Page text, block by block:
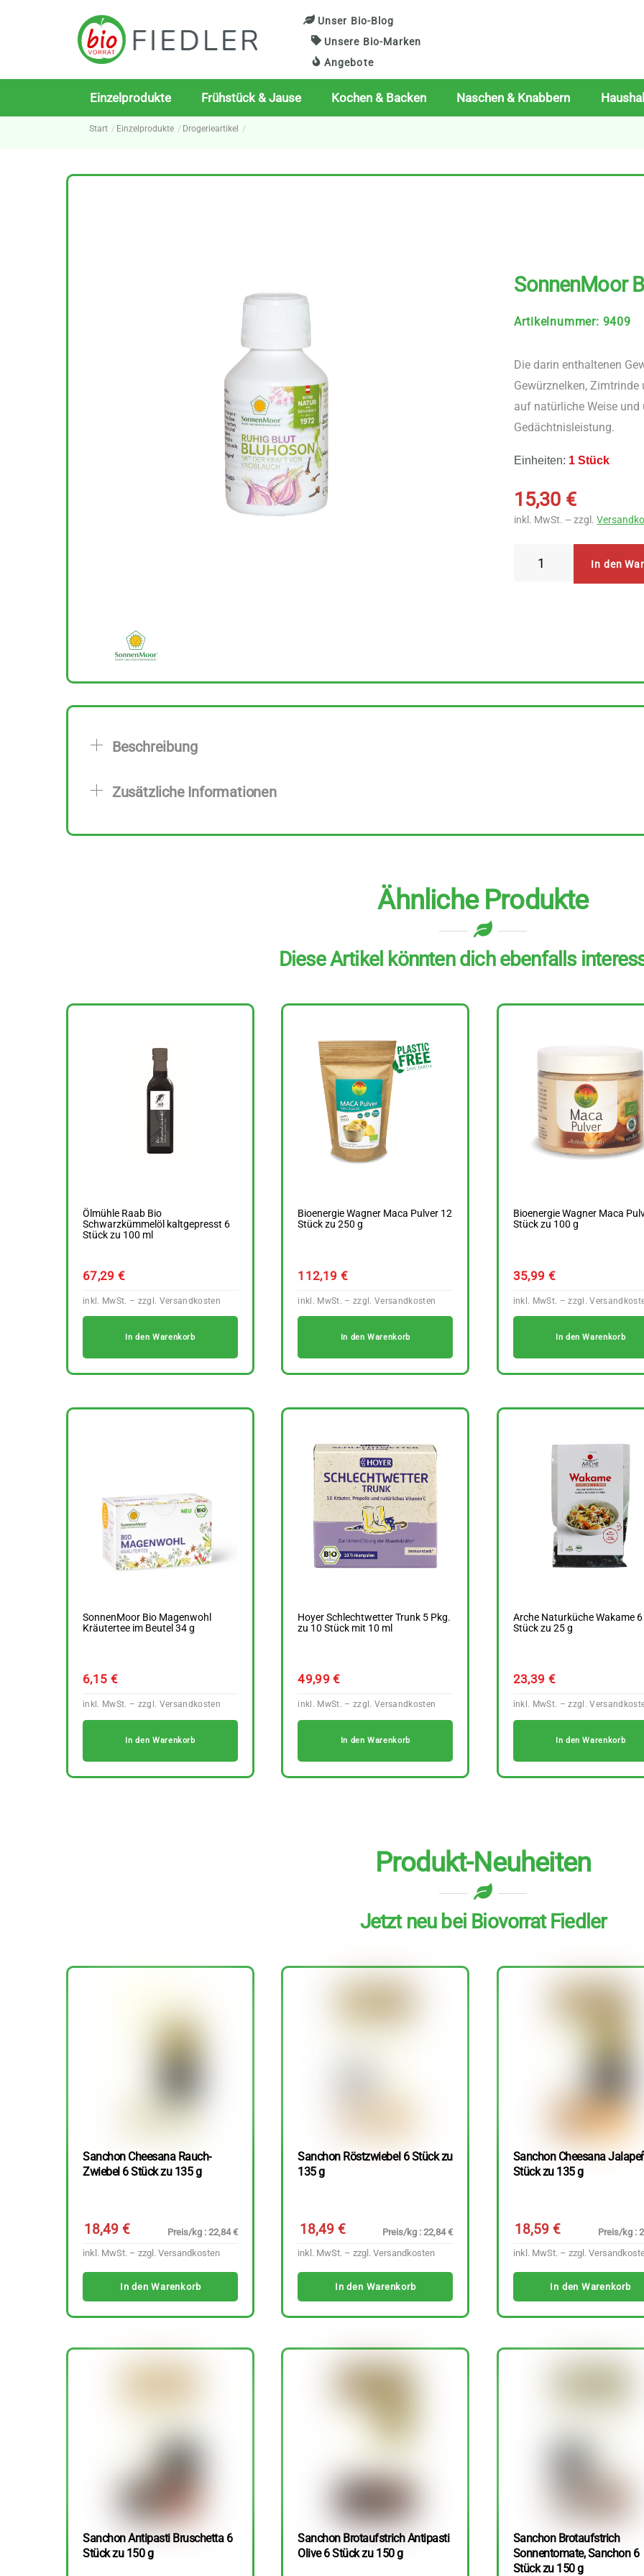
Unser Bio-Blog
Unsere Bio-Marken
Angebote
Einzelprodukte Frühstück & Jause Kochen & Backen Naschen & Knabbern
Start Einzelprodukte Drogerieartikel
SonnenMoor
Artikelnummer: 9409
Die darin enthaltenen
Gewürznelken,
auf natürliche Weise und
Gedächtnisleistung.
Einheiten: 1 Stück
15,30 €
inkl. MwSt. – zzgl.
In den
Beschreibung
Zusätzliche Informationen
Ähnliche Produkte
Diese Artikel könnten dich ebenfalls
Ölmühle Raab Bio
Schwarzkümmelöl kaltgepresst 6
Stück zu 100 ml
67,29€
In den Warenkorb
Bioenergie Wagner Maca Pulver 12
Stück zu 250 g
112,19 €
In den Warenkorb
Bioenergie Wagner Maca
Stück zu 100 g
35,99 €
In den Warenkorb
SonnenMoor Bio Magenwohl
Kräutertee im Beutel 34 g
6,15 €
In den Warenkorb
Hoyer Schlechtwetter Trunk 5 Pkg.
zu 10 Stück mit 10 ml
49,99€
In den Warenkorb
Arche Naturküche Wakame 6
Stück zu 25 g
23,39 €
In den Warenkorb
Produkt-Neuheiten
Jetzt neu bei Biovorrat Fiedler
Sanchon Cheesana Rauch-
Zwiebel 6 Stück zu 135 g
18,49€
Preis/kg : 22,84 €
inkl. MwSt. – zzgl. Versandkosten
In den Warenkorb
Sanchon Röstzwiebel 6 Stück zu
135 g
18,49 €
Preis/kg : 22,84 €
inkl. MwSt. – zzgl.Versandkosten
In den Warenkorb
Sanchon Cheesana
Stück zu 135 g
18,59 €
Preis/kg :
inkl. MwSt. – zzgl.
In den Warenkorb
Sanchon Antipasti Bruschetta 6
Stück zu 150 g
Sanchon Brotaufstrich Antipasti
Olive 6 Stück zu 150 g
Sanchon Brotaufstrich
Sonnentomate, Sanchon 6
Stück zu 150 g